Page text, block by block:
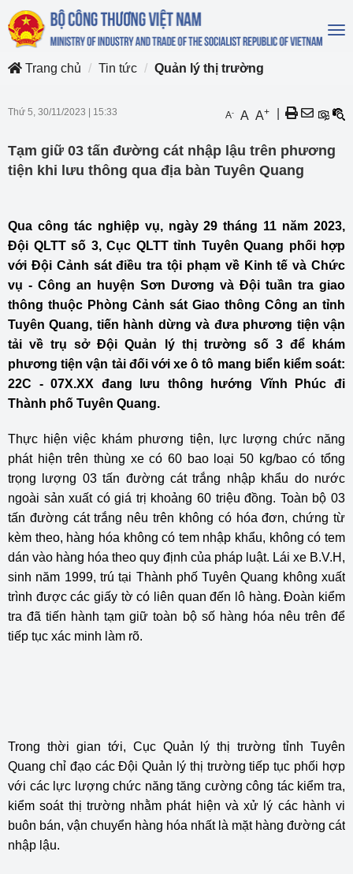
Trang chủ
Tin tức Quản lý thị trường
Thứ 5, 30/11/2023 15:33 A- A A+
Tạm giữ 03 tấn đường cát nhập lậu trên phương
tiện khi lưu thông qua địa bàn Tuyên Quang
Qua công tác nghiệp vụ, ngày 29 tháng 11 năm 2023,
Đội QLTT số 3, Cục QLTT tỉnh Tuyên Quang phối hợp
với Đội Cảnh sát điều tra tội phạm về Kinh tế và Chức
vụ - Công an huyện Sơn Dương và Đội tuần tra giao
thông thuộc Phòng Cảnh sát Giao thông Công an tỉnh
Tuyên Quang, tiến hành dừng và đưa phương tiện vận
tải về trụ sở Đội Quản lý thị trường số 3 để khám
phương tiện vận tải đối với xe ô tô mang biển kiểm soát:
22C - 07X.XX đang lưu thông hướng Vĩnh Phúc đi
Thành phố Tuyên Quang.
Thực hiện việc khám phương tiện, lực lượng chức năng
phát hiện trên thùng xe có 60 bao loại 50 kg/bao có tổng
trọng lượng 03 tấn đường cát trắng nhập khẩu do nước
ngoài sản xuất có giá trị khoảng 60 triệu đồng. Toàn bộ 03
tấn đường cát trắng nêu trên không có hóa đơn, chứng từ
kèm theo, hàng hóa không có tem nhập khẩu, không có tem
dán vào hàng hóa theo quy định của pháp luật. Lái xe B.V.H,
sinh năm 1999, trú tại Thành phố Tuyên Quang không xuất
trình được các giấy tờ có liên quan đến lô hàng. Đoàn kiểm
tra đã tiến hành tạm giữ toàn bộ số hàng hóa nêu trên để
tiếp tục xác minh làm rõ.
Trong thời gian tới, Cục Quản lý thị trường tỉnh Tuyên
Quang chỉ đạo các Đội Quản lý thị trường tiếp tục phối hợp
với các lực lượng chức năng tăng cường công tác kiểm tra,
kiểm soát thị trường nhằm phát hiện và xử lý các hành vi
buôn bán, vận chuyển hàng hóa nhất là mặt hàng đường cát
nhập lậu.